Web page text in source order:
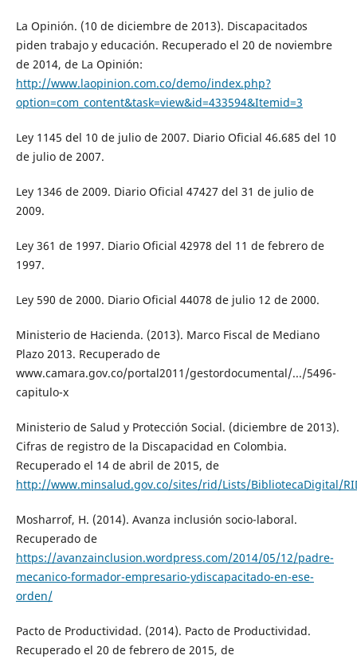
La Opinión. (10 de diciembre de 2013). Discapacitados
piden trabajo y educación. Recuperado el 20 de noviembre
de 2014, de La Opinión:
http://www.laopinion.com.co/demo/index.php?
option=com_content&task=view&id=433594&Itemid=3
Ley 1145 del 10 de julio de 2007. Diario Oficial 46.685 del 10
de julio de 2007.
Ley 1346 de 2009. Diario Oficial 47427 del 31 de julio de
2009.
Ley 361 de 1997. Diario Oficial 42978 del 11 de febrero de
1997.
Ley 590 de 2000. Diario Oficial 44078 de julio 12 de 2000.
Ministerio de Hacienda. (2013). Marco Fiscal de Mediano
Plazo 2013. Recuperado de
www.camara.gov.co/portal2011/gestordocumental/.../5496-
capitulo-x
Ministerio de Salud y Protección Social. (diciembre de 2013).
Cifras de registro de la Discapacidad en Colombia.
Recuperado el 14 de abril de 2015, de
http://www.minsalud.gov.co/sites/rid/Lists/BibliotecaDigital/
Mosharrof, H. (2014). Avanza inclusión socio-laboral.
Recuperado de
https://avanzainclusion.wordpress.com/2014/05/12/padre-
mecanico-formador-empresario-ydiscapacitado-en-ese-
orden/
Pacto de Productividad. (2014). Pacto de Productividad.
Recuperado el 20 de febrero de 2015, de